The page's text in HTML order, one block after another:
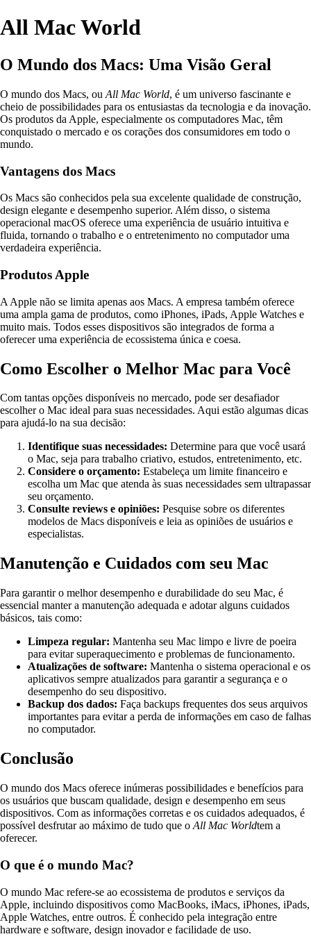
All Mac World
O Mundo dos Macs: Uma Visão Geral
O mundo dos Macs, ou All Mac World, é um universo fascinante e
cheio de possibilidades para os entusiastas da tecnologia e da inovação.
Os produtos da Apple, especialmente os computadores Mac, têm
conquistado o mercado e os corações dos consumidores em todo o
mundo.
Vantagens dos Macs
Os Macs são conhecidos pela sua excelente qualidade de construção,
design elegante e desempenho superior. Além disso, o sistema
operacional macOS oferece uma experiência de usuário intuitiva e
fluida, tornando o trabalho e o entretenimento no computador uma
verdadeira experiência.
Produtos Apple
A Apple não se limita apenas aos Macs. A empresa também oferece
uma ampla gama de produtos, como iPhones, iPads, Apple Watches e
muito mais. Todos esses dispositivos são integrados de forma a
oferecer uma experiência de ecossistema única e coesa.
Como Escolher o Melhor Mac para Você
Com tantas opções disponíveis no mercado, pode ser desafiador
escolher o Mac ideal para suas necessidades. Aqui estão algumas dicas
para ajudá-lo na sua decisão:
Identifique suas necessidades: Determine para que você usará
o Mac, seja para trabalho criativo, estudos, entretenimento, etc.
Considere o orçamento: Estabeleça um limite financeiro e
escolha um Mac que atenda às suas necessidades sem ultrapassar
seu orçamento.
Consulte reviews e opiniões: Pesquise sobre os diferentes
modelos de Macs disponíveis e leia as opiniões de usuários e
especialistas.
Manutenção e Cuidados com seu Mac
Para garantir o melhor desempenho e durabilidade do seu Mac, é
essencial manter a manutenção adequada e adotar alguns cuidados
básicos, tais como:
Limpeza regular: Mantenha seu Mac limpo e livre de poeira
para evitar superaquecimento e problemas de funcionamento.
Atualizações de software: Mantenha o sistema operacional e os
aplicativos sempre atualizados para garantir a segurança e o
desempenho do seu dispositivo.
Backup dos dados: Faça backups frequentes dos seus arquivos
importantes para evitar a perda de informações em caso de falhas
no computador.
Conclusão
O mundo dos Macs oferece inúmeras possibilidades e benefícios para
os usuários que buscam qualidade, design e desempenho em seus
dispositivos. Com as informações corretas e os cuidados adequados, é
possível desfrutar ao máximo de tudo que o All Mac Worldtem a
oferecer.
O que é o mundo Mac?
O mundo Mac refere-se ao ecossistema de produtos e serviços da
Apple, incluindo dispositivos como MacBooks, iMacs, iPhones, iPads,
Apple Watches, entre outros. É conhecido pela integração entre
hardware e software, design inovador e facilidade de uso.